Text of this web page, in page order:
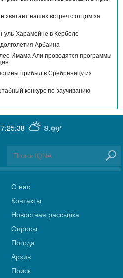
наших встреч с отцом за
уль-Харамейне в Кербеле
Арбаина
Имама Али проводятся программы
прибыл в Сребреницу из
конкурс по заучиванию
8.99°
О нас
Контакты
Новостная рассылка
Опросы
Погода
Архив
Поиск